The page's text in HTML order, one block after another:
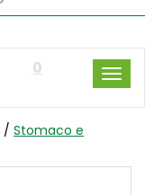
0
/ Stomaco e